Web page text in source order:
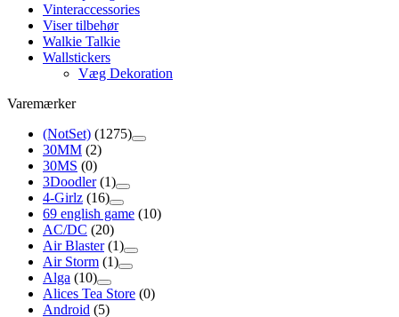
Vinteraccessories
Viser tilbehør
Walkie Talkie
Wallstickers
Væg Dekoration
Varemærker
(NotSet) (1275)
30MM (2)
30MS (0)
3Doodler (1)
4-Girlz (16)
69 english game (10)
AC/DC (20)
Air Blaster (1)
Air Storm (1)
Alga (10)
Alices Tea Store (0)
Android (5)